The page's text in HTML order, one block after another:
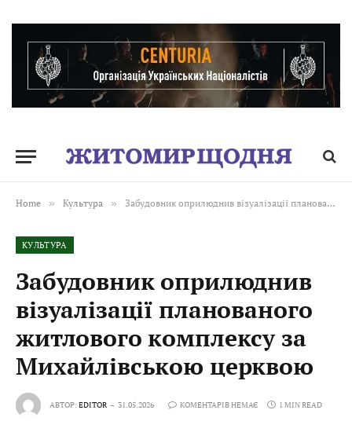
Home » Культура » Забудовник оприлюднив візуалізації планованого житлового комплексу за Михайлівською церквою
КУЛЬТУРА
Забудовник оприлюднив
візуалізації планованого
житлового комплексу за
Михайлівською церквою
АВТОР:EDITOR 31.05.2026 КОМЕНТАРІВ НЕМАЄ 1 MIN READ